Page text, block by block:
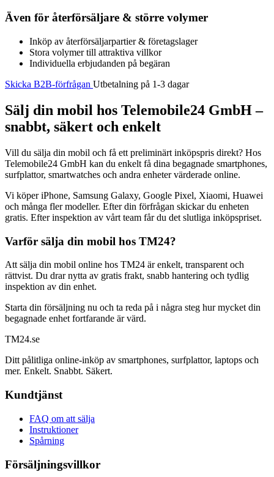
Även för återförsäljare & större volymer
Inköp av återförsäljarpartier & företagslager
Stora volymer till attraktiva villkor
Individuella erbjudanden på begäran
Skicka B2B-förfrågan Utbetalning på 1-3 dagar
Sälj din mobil hos Telemobile24 GmbH –
snabbt, säkert och enkelt
Vill du sälja din mobil och få ett preliminärt inköpspris direkt? Hos
Telemobile24 GmbH kan du enkelt få dina begagnade smartphones,
surfplattor, smartwatches och andra enheter värderade online.
Vi köper iPhone, Samsung Galaxy, Google Pixel, Xiaomi, Huawei
och många fler modeller. Efter din förfrågan skickar du enheten
gratis. Efter inspektion av vårt team får du det slutliga inköpspriset.
Varför sälja din mobil hos TM24?
Att sälja din mobil online hos TM24 är enkelt, transparent och
rättvist. Du drar nytta av gratis frakt, snabb hantering och tydlig
inspektion av din enhet.
Starta din försäljning nu och ta reda på i några steg hur mycket din
begagnade enhet fortfarande är värd.
TM24.se
Ditt pålitliga online-inköp av smartphones, surfplattor, laptops och
mer. Enkelt. Snabbt. Säkert.
Kundtjänst
FAQ om att sälja
Instruktioner
Spårning
Försäljningsvillkor